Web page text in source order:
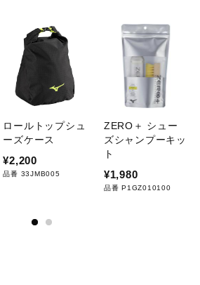
部に斜め方向の屈曲溝を入れる
で、自然な蹴り出しをサポー
パー前足部に施された樹脂補強
。摩耗に強くアッパーの耐久性
ます。
サイズ感のずれを解消しアップ
ロールトップシュ
ーズケース
¥2,200
品番 33JMB005
ZERO＋ シュー
ズシャンプーキッ
ト
¥1,980
品番 P1GZ010100